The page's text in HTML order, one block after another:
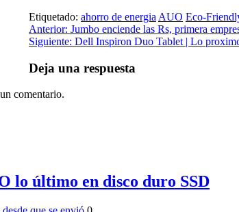
Etiquetado: ahorro de energia AUO Eco-
Anterior: Jumbo enciende las Rs, primera
Siguiente: Dell Inspiron Duo Tablet | Lo
Deja una respuesta
comentario.
lo último en disco duro SSD